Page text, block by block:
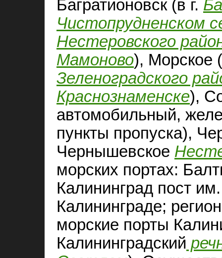
Багратионовск (в г.
Чистопрудненском
Нестеровского
Мамоново), Морское
Зеленоградского
Краснознаменске),
автомобильный,
пункты пропуска),
Чернышевское
морских портах:
Калининград пост
Калининграде;
морские порты
Калининградский